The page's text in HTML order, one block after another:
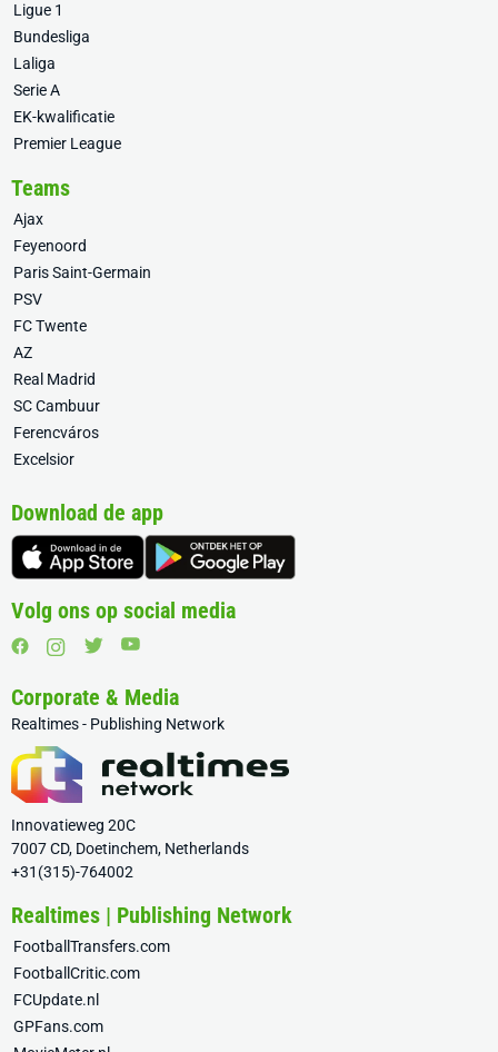
Ligue 1
Bundesliga
Laliga
Serie A
EK-kwalificatie
Premier League
Teams
Ajax
Feyenoord
Paris Saint-Germain
PSV
FC Twente
AZ
Real Madrid
SC Cambuur
Ferencváros
Excelsior
Download de app
Volg ons op social media
Corporate & Media
Realtimes - Publishing Network
Innovatieweg 20C
7007 CD, Doetinchem, Netherlands
+31(315)-764002
Realtimes | Publishing Network
FootballTransfers.com
FootballCritic.com
FCUpdate.nl
GPFans.com